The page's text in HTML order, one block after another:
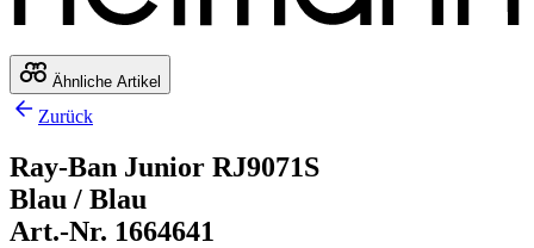
Ähnliche Artikel
Zurück
Ray-Ban Junior RJ9071S
Blau / Blau
Art.-Nr. 1664641